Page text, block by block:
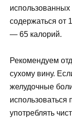
содержаться от
— 65 калорий.
Рекомендуем
сухому вину.
желудочные
использоваться
употреблять